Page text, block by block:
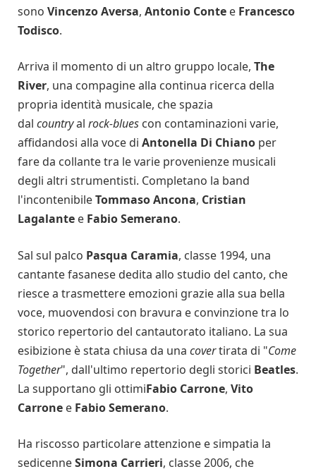
sono Vincenzo Aversa, Antonio Conte e Francesco
Todisco.
Arriva il momento di un altro gruppo locale, The
River, una compagine alla continua ricerca della
propria identità musicale, che spazia
dal countryal rock-blues con contaminazioni varie,
affidandosi alla voce di Antonella Di Chiano per
fare da collante tra le varie provenienze musicali
degli altri strumentisti. Completano la band
l'incontenibileTommaso Ancona, Cristian
Lagalante e Fabio Semerano.
Sal sul palco Pasqua Caramia, classe 1994, una
cantante fasanese dedita allo studio del canto, che
riesce a trasmettere emozioni grazie alla sua bella
voce, muovendosi con bravura e convinzione tra lo
storico repertorio del cantautorato italiano. La sua
esibizione è stata chiusa da una covertirata di "Come
Together", dall'ultimo repertorio degli storici Beatles.
La supportano gli ottimiFabio Carrone, Vito
Carrone e Fabio Semerano.
Ha riscosso particolare attenzione e simpatia la
sedicenneSimona Carrieri, classe 2006, che